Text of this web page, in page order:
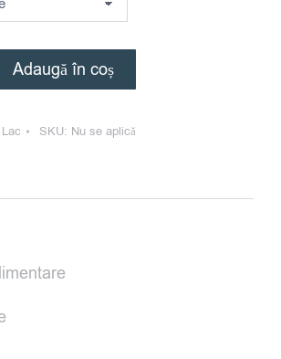
Adaugă în coș
SKU: Nu se aplică